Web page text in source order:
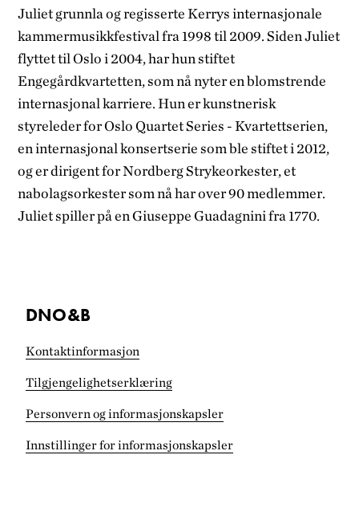
Juliet grunnla og regisserte Kerrys internasjonale
kammermusikkfestival fra 1998 til 2009. Siden Juliet
flyttet til Oslo i 2004, har hun stiftet
Engegårdkvartetten, som nå nyter en blomstrende
internasjonal karriere. Hun er kunstnerisk
styreleder for Oslo Quartet Series - Kvartettserien,
en internasjonal konsertserie som ble stiftet i 2012,
og er dirigent for Nordberg Strykeorkester, et
nabolagsorkester som nå har over 90 medlemmer.
Juliet spiller på en Giuseppe Guadagnini fra 1770.
DNO&B
Kontaktinformasjon
Tilgjengelighets­erklæring
Personvern og informasjonskapsler
Innstillinger for informasjonskapsler